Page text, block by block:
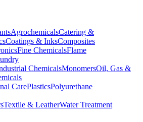
AgrochemicalsCatering &
Coatings & InksComposites
Fine ChemicalsFlame
ChemicalsMonomersOil, Gas &
CarePlasticsPolyurethane
Textile & LeatherWater Treatment